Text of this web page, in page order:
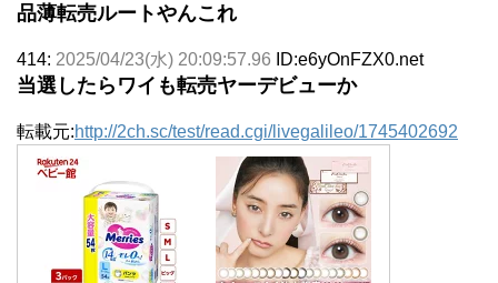
品薄転売ルートやんこれ
414: 2025/04/23(水) 20:09:57.96 ID:e6yOnFZX0.net
当選したらワイも転売ヤーデビューか
転載元:http://2ch.sc/test/read.cgi/livegalileo/1745402692